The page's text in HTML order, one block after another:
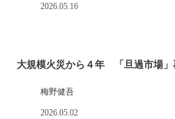
2026.05.16
大規模火災から４年 「旦過市場」
梅野健吾
2026.05.02